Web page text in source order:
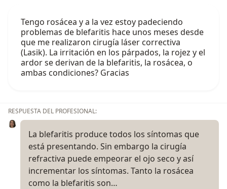
Tengo rosácea y a la vez estoy padeciendo
problemas de blefaritis hace unos meses desde
que me realizaron cirugía láser correctiva
(Lasik). La irritación en los párpados, la rojez y el
ardor se derivan de la blefaritis, la rosácea, o
ambas condiciones? Gracias
RESPUESTA DEL PROFESIONAL:
La blefaritis produce todos los síntomas que
está presentando. Sin embargo la cirugía
refractiva puede empeorar el ojo seco y así
incrementar los síntomas. Tanto la rosácea
como la blefaritis son…